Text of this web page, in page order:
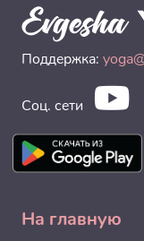
Поддержка:
Соц. сети
На главную